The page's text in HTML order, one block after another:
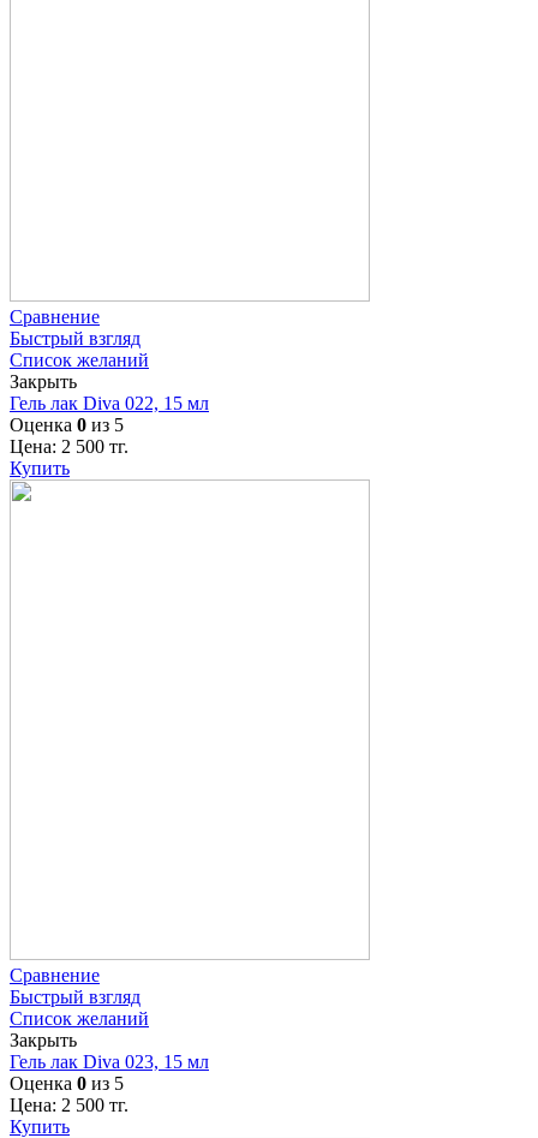
Сравнение
Быстрый взгляд
Список желаний
Закрыть
Гель лак Diva 022, 15 мл
Оценка 0 из 5
Цена: 2 500 тг.
Купить
Сравнение
Быстрый взгляд
Список желаний
Закрыть
Гель лак Diva 023, 15 мл
Оценка 0 из 5
Цена: 2 500 тг.
Купить